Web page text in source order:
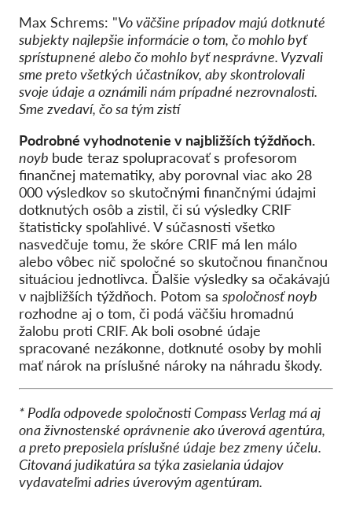
Max Schrems: "Vo väčšine prípadov majú dotknuté
subjekty najlepšie informácie o tom, čo mohlo byť
sprístupnené alebo čo mohlo byť nesprávne. Vyzvali
sme preto všetkých účastníkov, aby skontrolovali
svoje údaje a oznámili nám prípadné nezrovnalosti.
Sme zvedaví, čo sa tým zistí
Podrobné vyhodnotenie v najbližších týždňoch.
noyb bude teraz spolupracovať s profesorom
finančnej matematiky, aby porovnal viac ako 28
000 výsledkov so skutočnými finančnými údajmi
dotknutých osôb a zistil, či sú výsledky CRIF
štatisticky spoľahlivé. V súčasnosti všetko
nasvedčuje tomu, že skóre CRIF má len málo
alebo vôbec nič spoločné so skutočnou finančnou
situáciou jednotlivca. Ďalšie výsledky sa očakávajú
v najbližších týždňoch. Potom sa spoločnosť noyb
rozhodne aj o tom, či podá väčšiu hromadnú
žalobu proti CRIF. Ak boli osobné údaje
spracované nezákonne, dotknuté osoby by mohli
mať nárok na príslušné nároky na náhradu škody.
* Podľa odpovede spoločnosti Compass Verlag má aj
ona živnostenské oprávnenie ako úverová agentúra,
a preto preposiela príslušné údaje bez zmeny účelu.
Citovaná judikatúra sa týka zasielania údajov
vydavateľmi adries úverovým agentúram.